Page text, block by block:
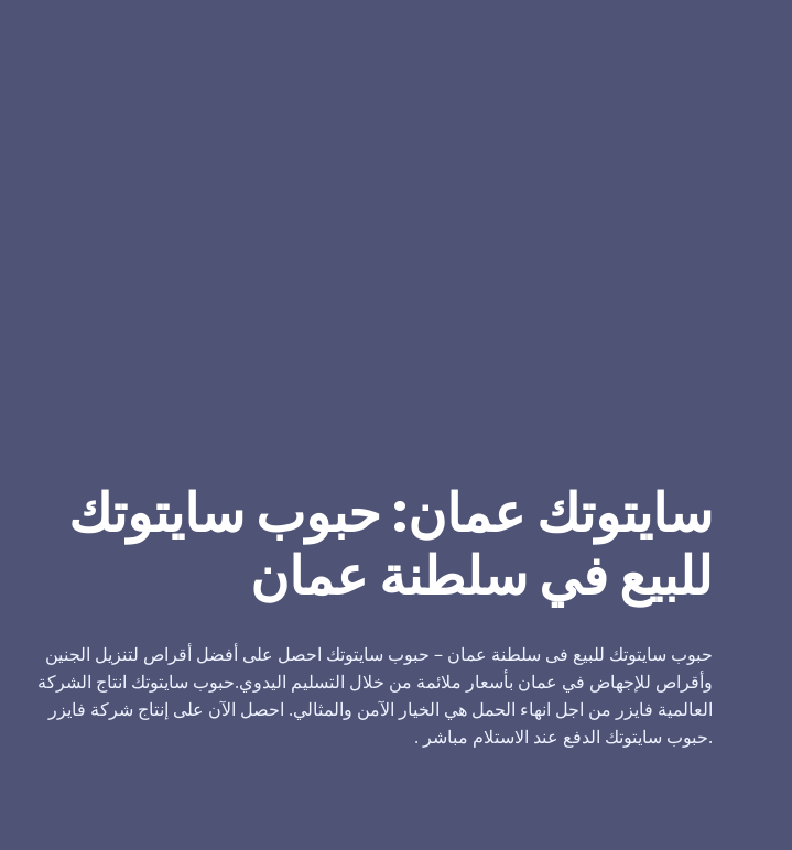
سايتوتك عمان: حبوب سايتوتك
للبيع في سلطنة عمان
حبوب سايتوتك للبيع فى سلطنة عمان – حبوب سايتوتك احصل على أفضل أقراص لتنزيل الجنين
وأقراص للإجهاض في عمان بأسعار ملائمة من خلال التسليم اليدوي.حبوب سايتوتك انتاج الشركة
العالمية فايزر من اجل انهاء الحمل هي الخيار الآمن والمثالي. احصل الآن على إنتاج شركة فايزر
.حبوب سايتوتك الدفع عند الاستلام مباشر .